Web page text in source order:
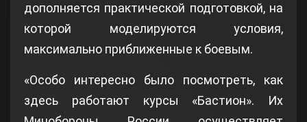
дополняется практической подготовкой, на
которой моделируются условия,
максимально приближенные к боевым.
«Особо интересно было посмотреть, как
здесь работают курсы «Бастион». Их